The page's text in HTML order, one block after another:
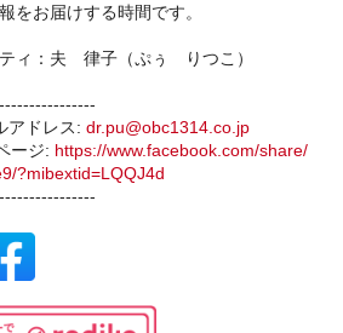
をお届けする時間です。
ィ：夫 律子（ぷぅ りつこ）
アドレス:dr.pu@obc1314.co.jp
ージ: https://www.facebook.com/share/
?mibextid=LQQJ4d